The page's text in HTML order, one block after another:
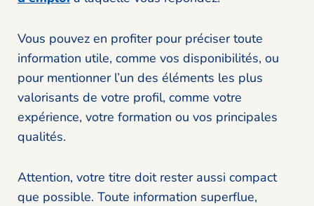
Vous pouvez en profiter pour préciser toute
information utile, comme vos disponibilités, ou
pour mentionner l’un des éléments les plus
valorisants de votre profil, comme votre
expérience, votre formation ou vos principales
qualités.
Attention, votre titre doit rester aussi compact
que possible. Toute information superflue,